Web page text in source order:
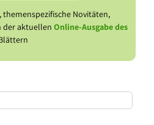
themenspezifische Novitäten,
der aktuellen Online-Ausgabe des